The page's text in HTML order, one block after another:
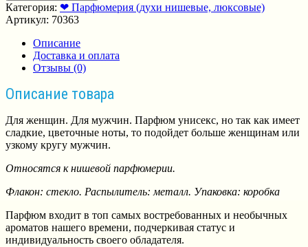
Категория: ❤ Парфюмерия (духи нишевые, люксовые)
Артикул: 70363
Описание
Доставка и оплата
Отзывы (0)
Описание товара
Для женщин. Для мужчин. Парфюм унисекс, но так как имеет
сладкие, цветочные ноты, то подойдет больше женщинам или
узкому кругу мужчин.
Относятся к нишевой парфюмерии.
Флакон: стекло. Распылитель: металл. Упаковка: коробка
Парфюм входит в топ самых востребованных и необычных
ароматов нашего времени, подчеркивая статус и
индивидуальность своего обладателя.